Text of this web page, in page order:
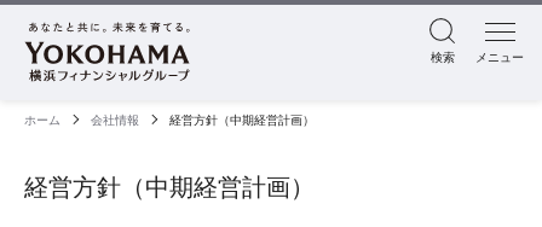
検索 メニュー
ホーム 会社情報 経営方針（中期経営計画）
経営方針（中期経営計画）